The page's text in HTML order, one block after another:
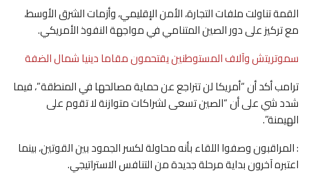
القمة تناولت ملفات التجارة، الأمن الإقليمي، وأزمات الشرق الأوسط،
مع تركيز على دور الصين المتنامي في مواجهة النفوذ الأمريكي.
سموتريتش وآلاف المستوطنين يقتحمون مقاما دينيا شمال الضفة
ترامب أكد أن “أمريكا لن تتراجع عن حماية مصالحها في المنطقة”، فيما
شدد شي على أن “الصين تسعى لشراكات متوازنة لا تقوم على
الهيمنة”.
: المراقبون وصفوا اللقاء بأنه محاولة لكسر الجمود بين القوتين، بينما
اعتبره آخرون بداية مرحلة جديدة من التنافس الاستراتيجي.